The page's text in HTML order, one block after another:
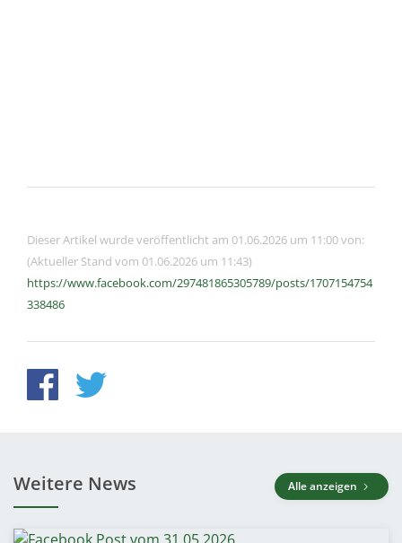
Dieser Artikel wurde veröffentlicht am 01.06.2026 um 11:00 von:
(Aktueller Stand vom 01.06.2026 um 11:43)
https://www.facebook.com/297481865305789/posts/1707154754
338486
Weitere News Alle anzeigen